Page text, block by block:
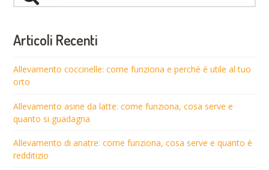
Articoli Recenti
Allevamento coccinelle: come funziona e perché è utile al tuo
orto
Allevamento asine da latte: come funziona, cosa serve e
quanto si guadagna
Allevamento di anatre: come funziona, cosa serve e quanto è
redditizio